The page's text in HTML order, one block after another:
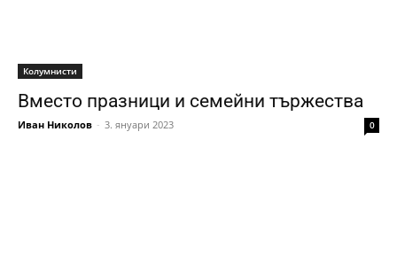
Колумнисти
Вместо празници и семейни тържества
Иван Николов - 3. януари 2023 0